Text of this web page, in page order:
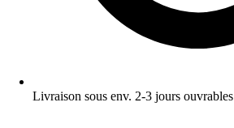
Livraison sous env. 2-3 jours ouvrables